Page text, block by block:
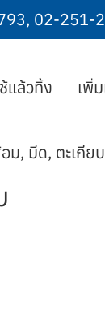
, 02-251-
แล้วทิ้ง เพิ่
ม, มีด, ตะเกียบ